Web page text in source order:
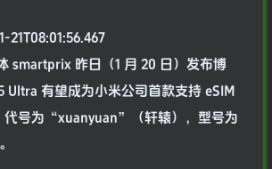
21T08:01:56.467
smartprix 昨日（1 月 20 日）发布博
Ultra 有望成为小米公司首款支持 eSIM
号为“xuanyuan”（轩辕），型号为